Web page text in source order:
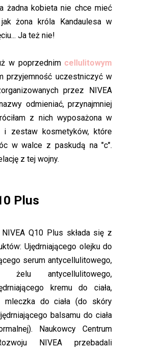
żadna kobieta nie chce mieć
żona króla Kandaulesa w
Ja też nie!
w poprzednim cellulitowym
przyjemność uczestniczyć w
przez NIVEA
odmieniać, przynajmniej
z nich wyposażona w
i zestaw kosmetyków, które
w walce z paskudą na "c".
z tej wojny.
Plus
NIVEA Q10 Plus składa się z
Ujędrniającego olejku do
serum antycellulitowego,
żelu antycellulitowego,
kremu do ciała,
mleczka do ciała (do skóry
balsamu do ciała
Naukowcy Centrum
NIVEA przebadali